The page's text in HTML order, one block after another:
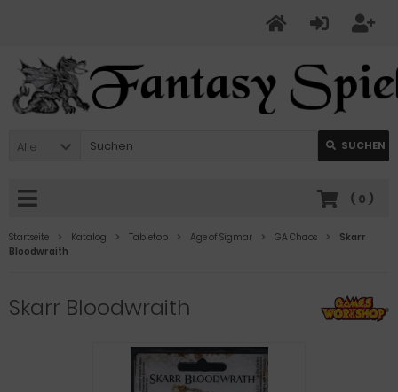
Alle SUCHEN
( 0 )
Startseite Katalog Tabletop Age of Sigmar GA Chaos
Skarr
Bloodwraith
Skarr Bloodwraith